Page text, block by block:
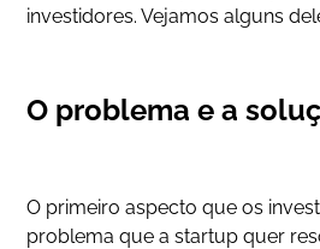
investidores. Vejamos alguns
O problema e a
O primeiro aspecto que os
problema que a startup quer